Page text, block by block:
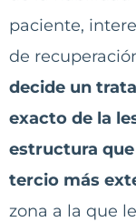
paciente,
de
decide un
exacto de la
estructura
tercio más
zona a la que